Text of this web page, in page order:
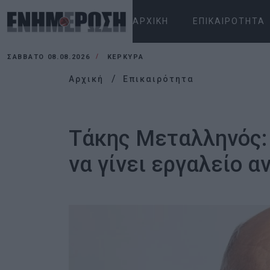
ΑΡΧΙΚΉ ΕΠΙΚΑΙΡΌΤΗΤΑ
ΣΆΒΒΑΤΟ 08.08.2026 ΚΕΡΚΥΡΑ
Αρχική Επικαιρότητα
Τάκης Μεταλληνός:
να γίνει εργαλείο